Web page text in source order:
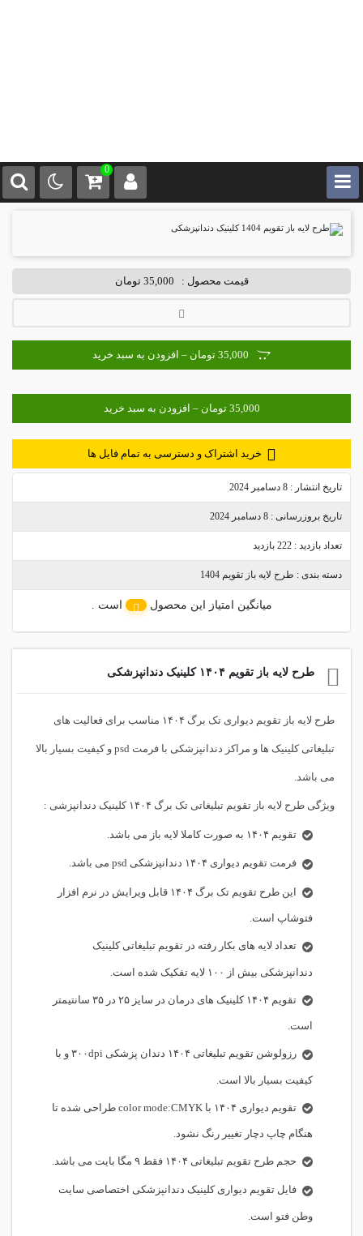
0
قیمت محصول : 35,000 تومان
35,000 تومان – افزودن به سبد خرید
خرید اشتراک و دسترسی به تمام فایل ها
تاریخ انتشار : 8 دسامبر 2024
تاریخ بروزرسانی : 8 دسامبر 2024
تعداد بازدید : 222 بازدید
دسته بندی : طرح لایه باز تقویم 1404
میانگین امتیاز این محصول است .
طرح لایه باز تقویم ۱۴۰۴ کلینیک دندانپزشکی
طرح لایه باز تقویم دیواری تک برگ ۱۴۰۴ مناسب برای فعالیت های
تبلیغاتی کلینیک ها و مراکز دندانپزشکی با فرمت psd و کیفیت بسیار بالا
می باشد.
ویژگی طرح لایه باز تقویم تبلیغاتی تک برگ ۱۴۰۴ کلینیک دندانپزشی :
تقویم ۱۴۰۴ به صورت کاملا لایه باز می باشد.
فرمت تقویم دیواری ۱۴۰۴ دندانپزشکی psd می باشد.
این طرح تقویم تک برگ ۱۴۰۴ قابل ویرایش در نرم افزار
فتوشاپ است.
تعداد لایه های بکار رفته در تقویم تبلیغاتی کلینیک
دندانپزشکی بیش از ۱۰۰ لایه تفکیک شده است.
تقویم ۱۴۰۴ کلینیک های درمان در سایز ۲۵ در ۳۵ سانتیمتر
است.
رزولوشن تقویم تبلیغاتی ۱۴۰۴ دندان پزشکی ۳۰۰dpi و با
کیفیت بسیار بالا است.
تقویم دیواری ۱۴۰۴ با color mode:CMYK طراحی شده تا
هنگام چاپ دچار تغییر رنگ نشود.
حجم طرح تقویم تبلیغاتی ۱۴۰۴ فقط ۹ مگا بایت می باشد.
فایل تقویم دیواری کلینیک دندانپزشکی اختصاصی سایت
وطن فتو است.